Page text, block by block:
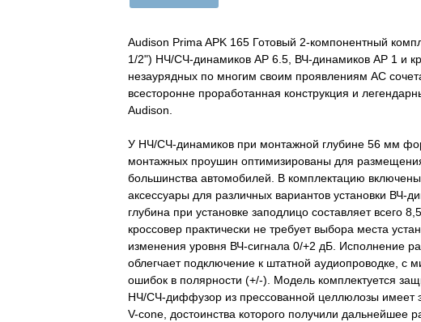
Audison Prima APK 165 Готовый 2-компонентный
1/2") НЧ/СЧ-динамиков AP 6.5, ВЧ-динамиков AP 1 и
незаурядных по многим своим проявлениям АС
всесторонне проработанная конструкция и
Audison.
У НЧ/СЧ-динамиков при монтажной глубине 56 мм
монтажных проушин оптимизированы для
большинства автомобилей. В комплектацию
аксессуары для различных вариантов установки ВЧ-
глубина при установке заподлицо составляет всего
кроссовер практически не требует выбора места
изменения уровня ВЧ-сигнала 0/+2 дБ. Исполнение
облегчает подключение к штатной аудиопроводке, с
ошибок в полярности (+/-). Модель комплектуется
НЧ/СЧ-диффузор из прессованной целлюлозы имеет
V-cone, достоинства которого получили дальнейшее